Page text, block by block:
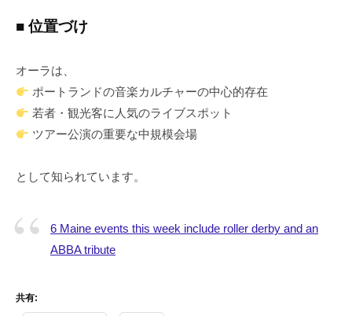
■ 位置づけ
オーラは、
ポートランドの音楽カルチャーの中心的存在
若者・観光客に人気のライブスポット
ツアー公演の重要な中規模会場
として知られています。
6 Maine events this week include roller derby and an
ABBA tribute
共有: